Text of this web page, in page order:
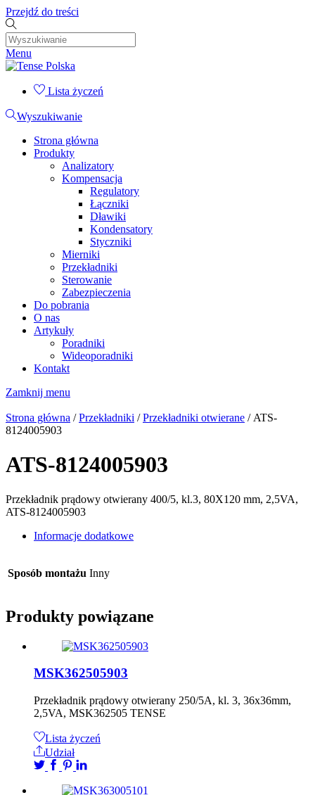
Przejdź do treści
Menu
Lista życzeń
Wyszukiwanie
Strona główna
Produkty
Analizatory
Kompensacja
Regulatory
Łączniki
Dławiki
Kondensatory
Styczniki
Mierniki
Przekładniki
Sterowanie
Zabezpieczenia
Do pobrania
O nas
Artykuły
Poradniki
Wideoporadniki
Kontakt
Zamknij menu
Strona główna /Przekładniki /Przekładniki otwierane / ATS-
8124005903
ATS-8124005903
Przekładnik prądowy otwierany 400/5, kl.3, 80X120 mm, 2,5VA,
ATS-8124005903
Informacje dodatkowe
Sposób montażu Inny
Produkty powiązane
MSK362505903
Przekładnik prądowy otwierany 250/5A, kl. 3, 36x36mm,
2,5VA, MSK362505 TENSE
Lista życzeń
Udział